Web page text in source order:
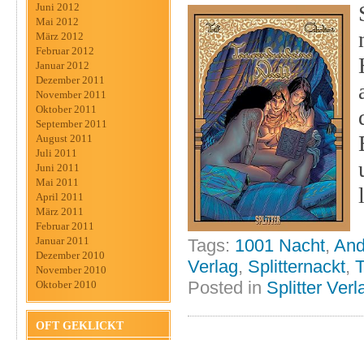
Juni 2012
Mai 2012
März 2012
Februar 2012
Januar 2012
Dezember 2011
November 2011
Oktober 2011
September 2011
August 2011
Juli 2011
Juni 2011
Mai 2011
April 2011
März 2011
Februar 2011
Januar 2011
Dezember 2010
November 2010
Oktober 2010
OFT GEKLICKT
Tags: 1001 Nacht,
Verlag, Splitternackt,
Posted in Splitter